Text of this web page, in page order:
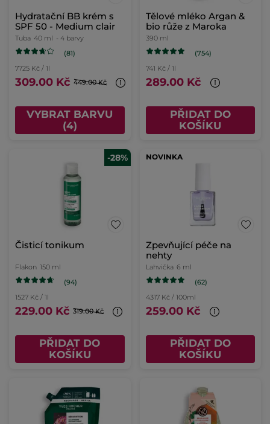
Hydratační BB krém s
SPF 50 - Medium clair
Tuba 40 ml - 4 barvy
(81)
7725 Kč / 1l
309.00 Kč 449.00 Kč
VYBRAT BARVU
(4)
Tělové mléko Argan &
bio růže z Maroka
390 ml
(754)
741 Kč / 1l
289.00 Kč
PŘIDAT DO
KOŠÍKU
-28%
Čisticí tonikum
Flakon 150 ml
(94)
1527 Kč / 1l
229.00 Kč 319.00 Kč
PŘIDAT DO
KOŠÍKU
NOVINKA
Zpevňující péče na
nehty
Lahvička 6 ml
(62)
4317 Kč / 100ml
259.00 Kč
PŘIDAT DO
KOŠÍKU